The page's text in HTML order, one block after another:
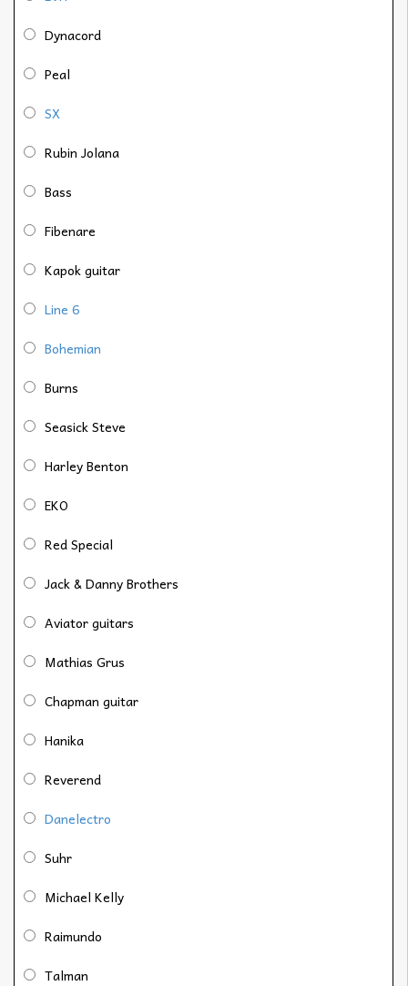
Dynacord
Peal
SX
Rubin Jolana
Bass
Fibenare
Kapok guitar
Line 6
Bohemian
Burns
Seasick Steve
Harley Benton
EKO
Red Special
Jack & Danny Brothers
Aviator guitars
Mathias Grus
Chapman guitar
Hanika
Reverend
Danelectro
Suhr
Michael Kelly
Raimundo
Talman